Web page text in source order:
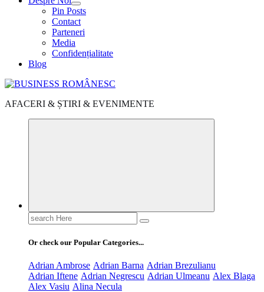
Pin Posts
Contact
Parteneri
Media
Confidențialitate
Blog
AFACERI & ȘTIRI & EVENIMENTE
Search
for:
Or check our Popular Categories...
Adrian Ambrose Adrian Barna Adrian Brezulianu
Adrian Iftene Adrian Negrescu Adrian Ulmeanu Alex Blaga
Alex Vasiu Alina Necula